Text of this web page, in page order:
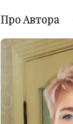
Про Автора